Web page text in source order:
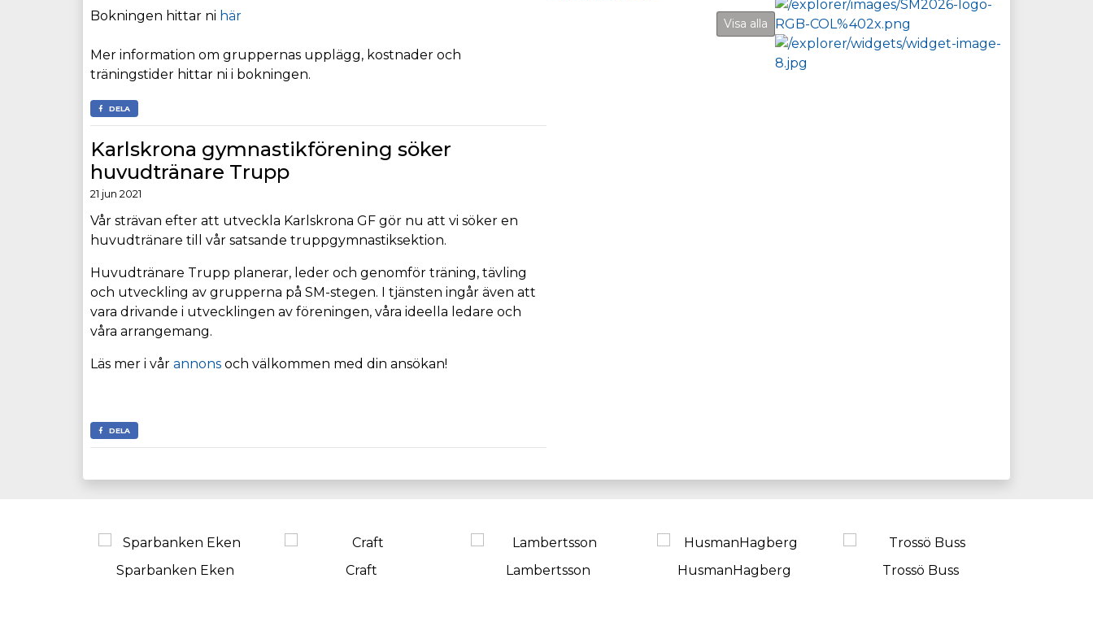
Visa alla
Bokningen hittar ni här
Mer information om gruppernas upplägg, kostnader och
träningstider hittar ni i bokningen.
DELA
Karlskrona gymnastikförening söker
huvudtränare Trupp
21 jun 2021
Vår strävan efter att utveckla Karlskrona GF gör nu att vi söker en
huvudtränare till vår satsande truppgymnastiksektion.
Huvudtränare Trupp planerar, leder och genomför träning, tävling
och utveckling av grupperna på SM-stegen. I tjänsten ingår även att
vara drivande i utvecklingen av föreningen, våra ideella ledare och
våra arrangemang.
Läs mer i vår annons och välkommen med din ansökan!
DELA
Sparbanken Eken Craft Lambertsson HusmanHagberg Trossö Buss